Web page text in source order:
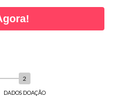
DADOS DOAÇÃO